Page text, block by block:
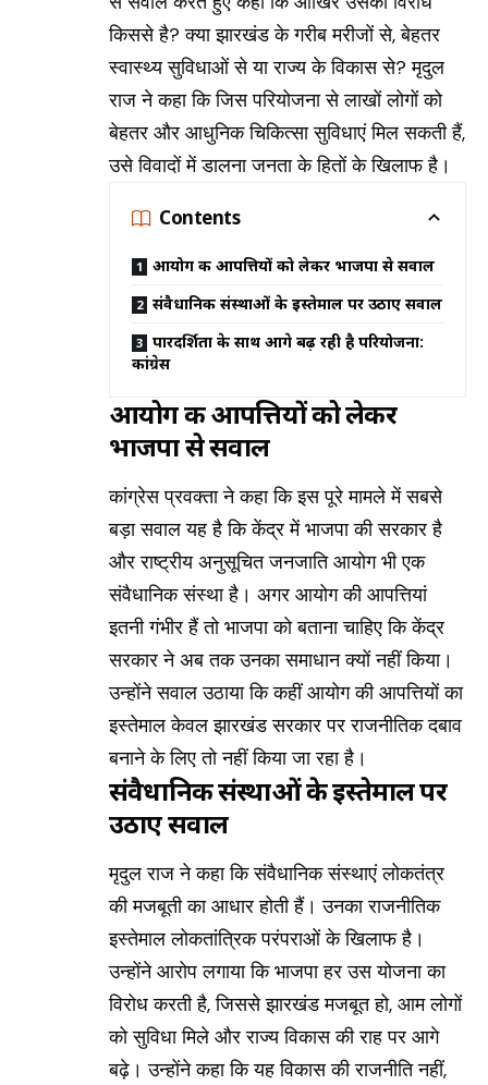
किससे है? क्या झारखंड के गरीब मरीजों से, बेहतर
स्वास्थ्य सुविधाओं से या राज्य के विकास से? मृदुल
राज ने कहा कि जिस परियोजना से लाखों लोगों को
बेहतर और आधुनिक चिकित्सा सुविधाएं मिल सकती हैं,
उसे विवादों में डालना जनता के हितों के खिलाफ है।
Contents
आयोग की आपत्तियों को लेकर भाजपा से सवाल
संवैधानिक संस्थाओं के इस्तेमाल पर उठाए सवाल
पारदर्शिता के साथ आगे बढ़ रही है परियोजना:
कांग्रेस
आयोग की आपत्तियों को लेकर
भाजपा से सवाल
कांग्रेस प्रवक्ता ने कहा कि इस पूरे मामले में सबसे
बड़ा सवाल यह है कि केंद्र में भाजपा की सरकार है
और राष्ट्रीय अनुसूचित जनजाति आयोग भी एक
संवैधानिक संस्था है। अगर आयोग की आपत्तियां
इतनी गंभीर हैं तो भाजपा को बताना चाहिए कि केंद्र
सरकार ने अब तक उनका समाधान क्यों नहीं किया।
उन्होंने सवाल उठाया कि कहीं आयोग की आपत्तियों का
इस्तेमाल केवल झारखंड सरकार पर राजनीतिक दबाव
बनाने के लिए तो नहीं किया जा रहा है।
संवैधानिक संस्थाओं के इस्तेमाल पर
उठाए सवाल
मृदुल राज ने कहा कि संवैधानिक संस्थाएं लोकतंत्र
की मजबूती का आधार होती हैं। उनका राजनीतिक
इस्तेमाल लोकतांत्रिक परंपराओं के खिलाफ है।
उन्होंने आरोप लगाया कि भाजपा हर उस योजना का
विरोध करती है, जिससे झारखंड मजबूत हो, आम लोगों
को सुविधा मिले और राज्य विकास की राह पर आगे
बढ़े। उन्होंने कहा कि यह विकास की राजनीति नहीं,